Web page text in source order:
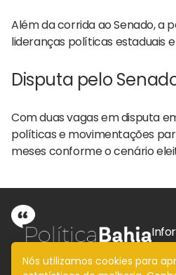
Além da corrida ao Senado, a
lideranças políticas estaduais
Disputa pelo
Com duas vagas em disputa
políticas e movimentações
meses conforme o cenário
Nós utilizamos cookies para